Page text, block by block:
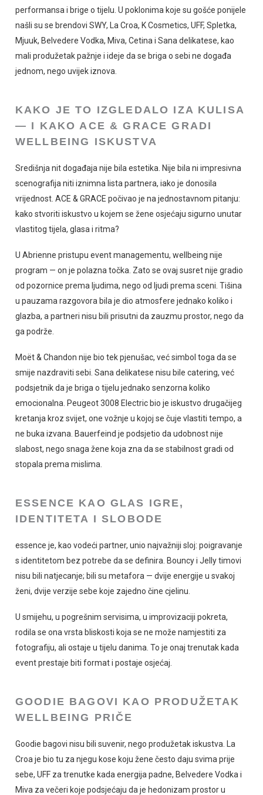
performansa i brige o tijelu. U poklonima koje su gošće ponijele
našli su se brendovi SWY, La Croa, K Cosmetics, UFF, Spletka,
Mjuuk, Belvedere Vodka, Miva, Cetina i Sana delikatese, kao
mali produžetak pažnje i ideje da se briga o sebi ne događa
jednom, nego uvijek iznova.
KAKO JE TO IZGLEDALO IZA KULISA
— I KAKO ACE & GRACE GRADI
WELLBEING ISKUSTVA
Središnja nit događaja nije bila estetika. Nije bila ni impresivna
scenografija niti iznimna lista partnera, iako je donosila
vrijednost. ACE & GRACE počivao je na jednostavnom pitanju:
kako stvoriti iskustvo u kojem se žene osjećaju sigurno unutar
vlastitog tijela, glasa i ritma?
U Abrienne pristupu event managementu, wellbeing nije
program — on je polazna točka. Zato se ovaj susret nije gradio
od pozornice prema ljudima, nego od ljudi prema sceni. Tišina
u pauzama razgovora bila je dio atmosfere jednako koliko i
glazba, a partneri nisu bili prisutni da zauzmu prostor, nego da
ga podrže.
Moët & Chandon nije bio tek pjenušac, već simbol toga da se
smije nazdraviti sebi. Sana delikatese nisu bile catering, već
podsjetnik da je briga o tijelu jednako senzorna koliko
emocionalna. Peugeot 3008 Electric bio je iskustvo drugačijeg
kretanja kroz svijet, one vožnje u kojoj se čuje vlastiti tempo, a
ne buka izvana. Bauerfeind je podsjetio da udobnost nije
slabost, nego snaga žene koja zna da se stabilnost gradi od
stopala prema mislima.
ESSENCE KAO GLAS IGRE,
IDENTITETA I SLOBODE
essence je, kao vodeći partner, unio najvažniji sloj: poigravanje
s identitetom bez potrebe da se definira. Bouncy i Jelly timovi
nisu bili natjecanje; bili su metafora — dvije energije u svakoj
ženi, dvije verzije sebe koje zajedno čine cjelinu.
U smijehu, u pogrešnim servisima, u improvizaciji pokreta,
rodila se ona vrsta bliskosti koja se ne može namjestiti za
fotografiju, ali ostaje u tijelu danima. To je onaj trenutak kada
event prestaje biti format i postaje osjećaj.
GOODIE BAGOVI KAO PRODUŽETAK
WELLBEING PRIČE
Goodie bagovi nisu bili suvenir, nego produžetak iskustva. La
Croa je bio tu za njegu kose koju žene često daju svima prije
sebe, UFF za trenutke kada energija padne, Belvedere Vodka i
Miva za večeri koje podsjećaju da je hedonizam prostor u